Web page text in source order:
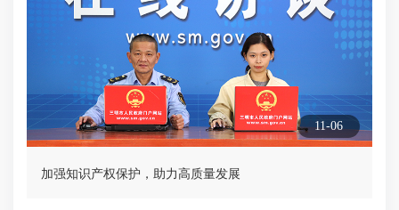
11-06
加强知识产权保护，助力高质量发展